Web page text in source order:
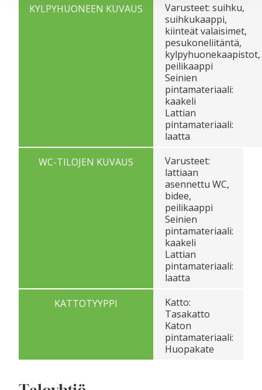
KYLPYHUONEEN KUVAUS
Varusteet: suihku,
suihkukaappi,
kiinteät valaisimet,
pesukoneliitäntä,
kylpyhuonekaapistot,
peilikaappi
Seinien
pintamateriaali:
kaakeli
Lattian
pintamateriaali:
laatta
WC-TILOJEN KUVAUS
Varusteet:
lattiaan
asennettu WC,
bidee,
peilikaappi
Seinien
pintamateriaali:
kaakeli
Lattian
pintamateriaali:
laatta
KATTOTYYPPI
Katto:
Tasakatto
Katon
pintamateriaali:
Huopakate